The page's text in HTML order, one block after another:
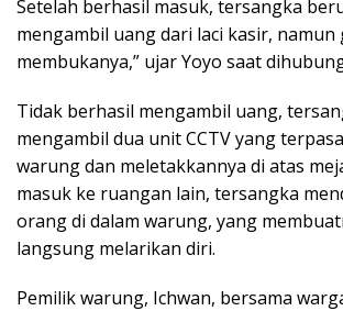
Setelah berhasil masuk, tersangka
mengambil uang dari laci kasir, namun
membukanya,” ujar Yoyo saat
Tidak berhasil mengambil uang,
mengambil dua unit CCTV yang
warung dan meletakkannya di atas
masuk ke ruangan lain, tersangka
orang di dalam warung, yang
langsung melarikan diri.
Pemilik warung, Ichwan, bersama